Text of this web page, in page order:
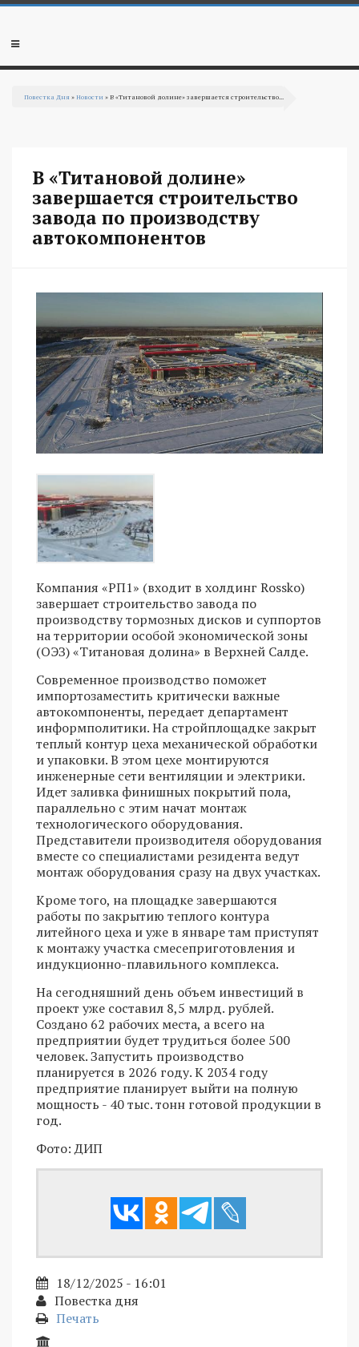
Перейти к основному содержанию
Мобильное
Повестка Дня »Новости » В «Титановой долине» завершается строительство...
В «Титановой долине»
завершается строительство
завода по производству
автокомпонентов
Компания «РП1» (входит в холдинг Rossko)
завершает строительство завода по
производству тормозных дисков и суппортов
на территории особой экономической зоны
(ОЭЗ) «Титановая долина» в Верхней Салде.
Современное производство поможет
импортозаместить критически важные
автокомпоненты, передает департамент
информполитики. На стройплощадке закрыт
теплый контур цеха механической обработки
и упаковки. В этом цехе монтируются
инженерные сети вентиляции и электрики.
Идет заливка финишных покрытий пола,
параллельно с этим начат монтаж
технологического оборудования.
Представители производителя оборудования
вместе со специалистами резидента ведут
монтаж оборудования сразу на двух участках.
Кроме того, на площадке завершаются
работы по закрытию теплого контура
литейного цеха и уже в январе там приступят
к монтажу участка смесеприготовления и
индукционно-плавильного комплекса.
На сегодняшний день объем инвестиций в
проект уже составил 8,5 млрд. рублей.
Создано 62 рабочих места, а всего на
предприятии будет трудиться более 500
человек. Запустить производство
планируется в 2026 году. К 2034 году
предприятие планирует выйти на полную
мощность - 40 тыс. тонн готовой продукции в
год.
Фото: ДИП
18/12/2025 - 16:01
Повестка дня
Печать